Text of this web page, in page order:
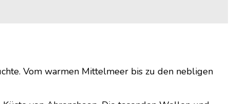
Vom warmen Mittelmeer bis zu den nebligen